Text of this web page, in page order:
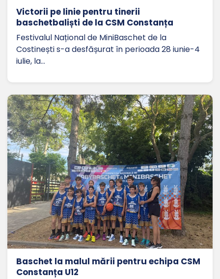
Victorii pe linie pentru tinerii
baschetbaliști de la CSM Constanța
Festivalul Național de MiniBaschet de la
Costinești s-a desfășurat în perioada 28 iunie-4
iulie, la…
Baschet la malul mării pentru echipa CSM
Constanța U12